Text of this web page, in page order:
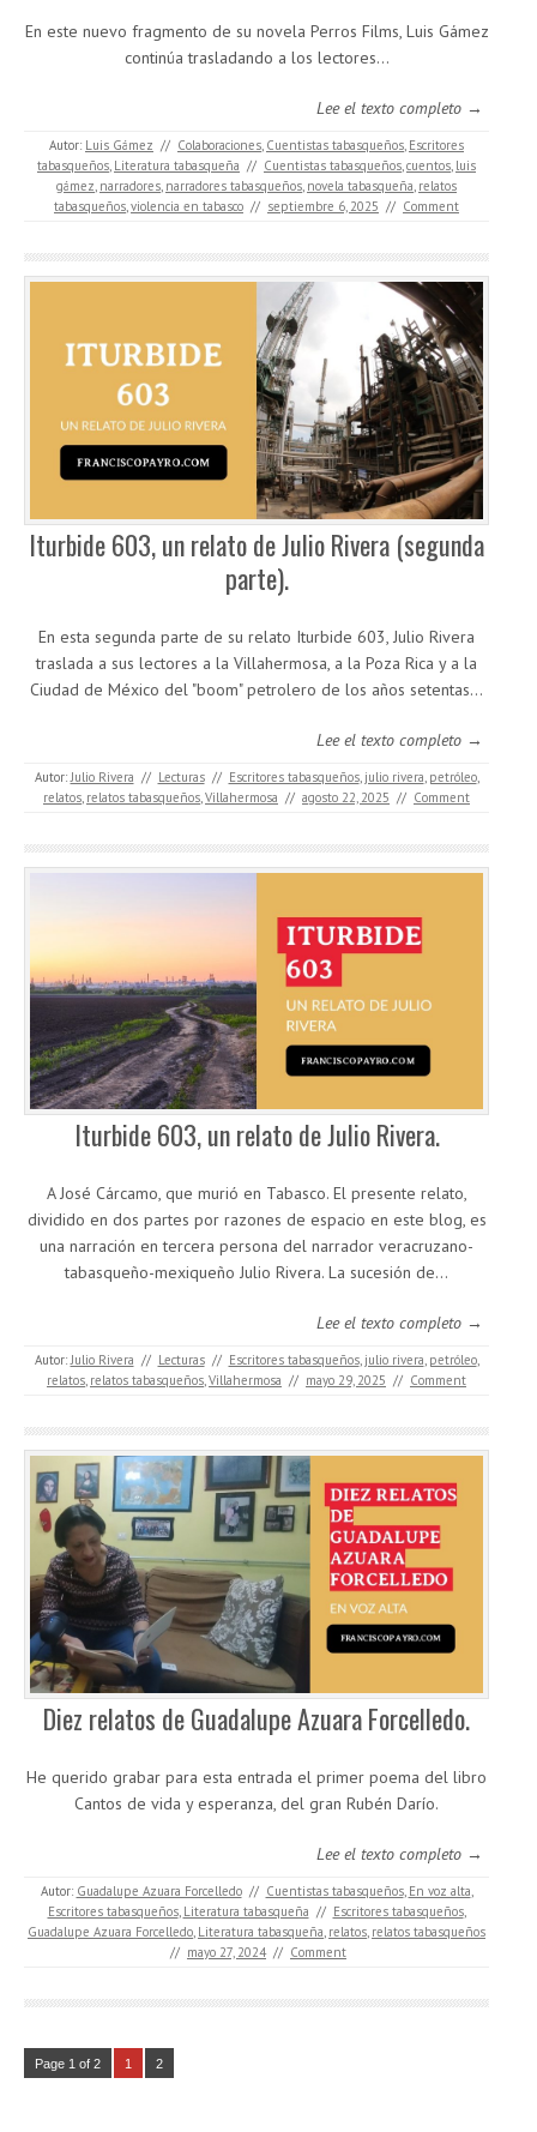
En este nuevo fragmento de su novela Perros Films, Luis Gámez
continúa trasladando a los lectores...
Lee el texto completo →
Autor: Luis Gámez // Colaboraciones Cuentistas tabasqueños Escritores
tabasqueños Literatura tabasqueña // Cuentistas tabasqueños cuentos luis
gámez narradores narradores tabasqueños novela tabasqueña relatos
tabasqueños violencia en tabasco // septiembre 6, 2025 // Comment
Iturbide 603, un relato de Julio Rivera (segunda
parte).
En esta segunda parte de su relato Iturbide 603, Julio Rivera
traslada a sus lectores a la Villahermosa, a la Poza Rica y a la
Ciudad de México del "boom" petrolero de los años setentas...
Lee el texto completo →
Autor: Julio Rivera // Lecturas // Escritores tabasqueños, julio rivera petróleo,
relatos relatos tabasqueños Villahermosa // agosto 22, 2025 // Comment
Iturbide 603, un relato de Julio Rivera.
A José Cárcamo, que murió en Tabasco. El presente relato,
dividido en dos partes por razones de espacio en este blog, es
una narración en tercera persona del narrador veracruzano-
tabasqueño-mexiqueño Julio Rivera. La sucesión de…
Lee el texto completo →
Autor:Julio Rivera // Lecturas // Escritores tabasqueños, julio rivera, petróleo,
relatos, relatos tabasqueños,Villahermosa // mayo 29, 2025 // Comment
Diez relatos de Guadalupe Azuara Forcelledo.
He querido grabar para esta entrada el primer poema del libro
Cantos de vida y esperanza, del gran Rubén Darío.
Lee el texto completo →
Autor: Guadalupe Azuara Forcelledo // Cuentistas tabasqueños, En voz alta,
Escritores tabasqueños, Literatura tabasqueña // Escritores tabasqueños,
Guadalupe Azuara Forcelledo, Literatura tabasqueña, relatos, relatos tabasqueños
// mayo 27, 2024 // Comment
Page 1 of 2 1 2